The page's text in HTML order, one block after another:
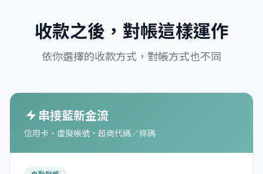
收款之後，對帳這樣運作
依你選擇的收款方式，對帳方式也不同
串接藍新金流
信用卡・虛擬帳號・超商代碼／條碼